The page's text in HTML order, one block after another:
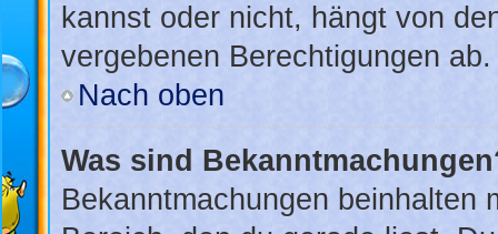
kannst oder nicht, hängt von
vergebenen Berechtigungen ab.
Nach oben
Was sind
Bekanntmachungen beinhalten